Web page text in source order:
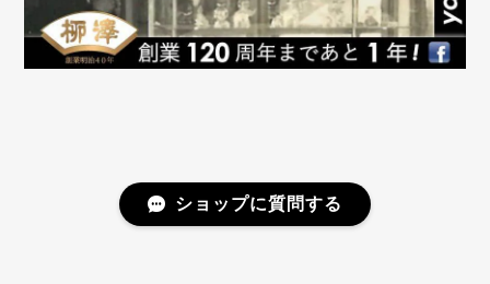
心から感謝申し上げます！傷なんて素人のわたくしに
はさっぱり見えないですし！0.32カラットってこんな
に存在感かあるのだと、自分の姿を鏡で見ながら感動
ショップに質問する